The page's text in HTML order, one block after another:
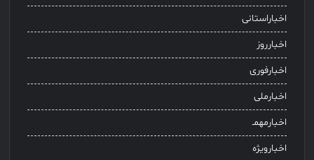
اخباراستانی
اخبارروز
اخبارفوری
اخبارملی
اخبارمهمـ
اخبارویژه